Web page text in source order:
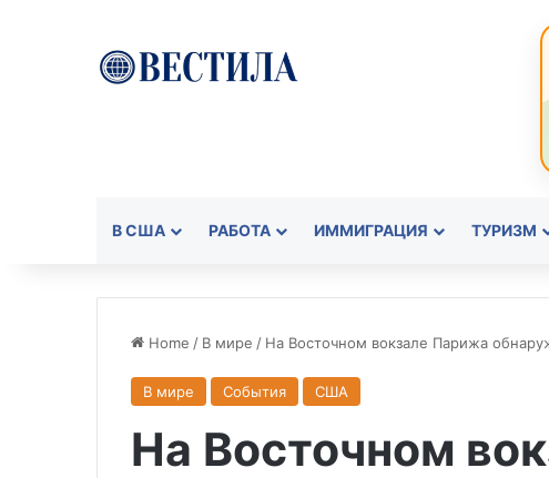
В США РАБОТА ИММИГРАЦИЯ ТУРИЗМ
Home / В мире / На Восточном вокзале Парижа
В мире События США
На Восточном